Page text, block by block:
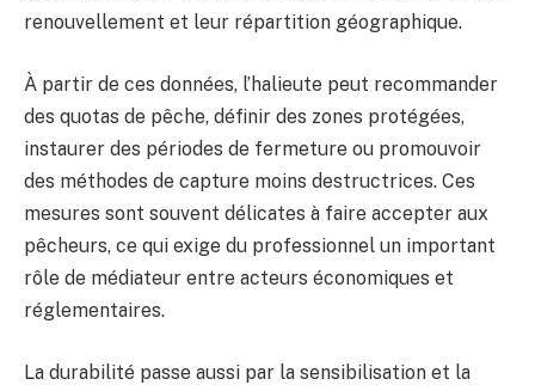
renouvellement et leur répartition géographique.
À partir de ces données, l’halieute peut recommander
des quotas de pêche, définir des zones protégées,
instaurer des périodes de fermeture ou promouvoir
des méthodes de capture moins destructrices. Ces
mesures sont souvent délicates à faire accepter aux
pêcheurs, ce qui exige du professionnel un important
rôle de médiateur entre acteurs économiques et
réglementaires.
La durabilité passe aussi par la sensibilisation et la